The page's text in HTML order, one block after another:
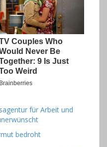
für Arbeit und
bedroht